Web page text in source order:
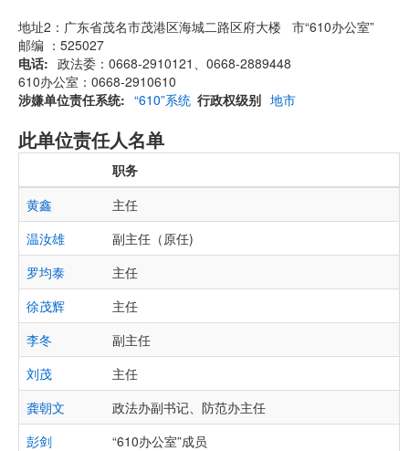
地址2：广东省茂名市茂港区海城二路区府大楼 市“610办公室”
邮编 ：525027
电话
政法委：0668-2910121、0668-2889448
610办公室：0668-2910610
涉嫌单位责任系统
“610”系统 行政权级别 地市
此单位责任人名单
职务
黄鑫
主任
温汝雄
副主任（原任)
罗均泰
主任
徐茂辉
主任
李冬
副主任
刘茂
主任
龚朝文
政法办副书记、防范办主任
彭剑
“610办公室”成员